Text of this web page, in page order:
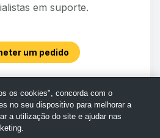
em suporte.
um pedido
os cookies", concorda com o
no seu dispositivo para melhorar a
a utilização do site e ajudar nas